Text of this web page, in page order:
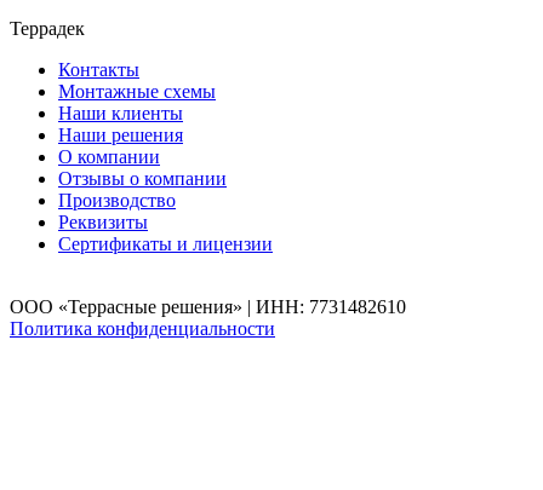
Террадек
Контакты
Монтажные схемы
Наши клиенты
Наши решения
О компании
Отзывы о компании
Производство
Реквизиты
Сертификаты и лицензии
ООО «Террасные решения» | ИНН: 7731482610
Политика конфиденциальности